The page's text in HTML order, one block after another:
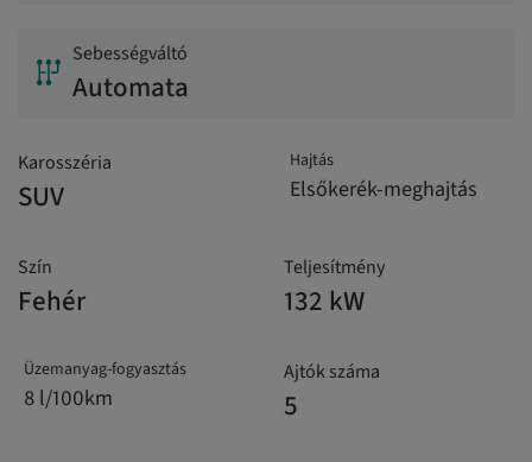
Sebességváltó
Automata
Karosszéria
SUV
Hajtás
Elsőkerék-meghajtás
Szín
Fehér
Teljesítmény
132 kW
Üzemanyag-fogyasztás
8 l/100km
Ajtók száma
5